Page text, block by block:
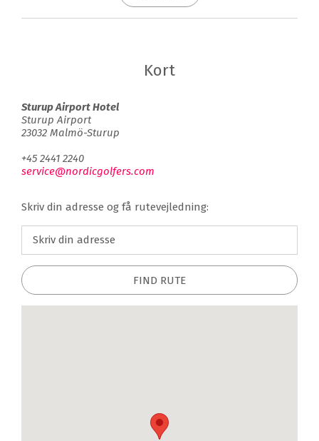
Kort
Sturup Airport Hotel
Sturup Airport
23032 Malmö-Sturup
+45 2441 2240
service@nordicgolfers.com
Skriv din adresse og få rutevejledning:
FIND RUTE